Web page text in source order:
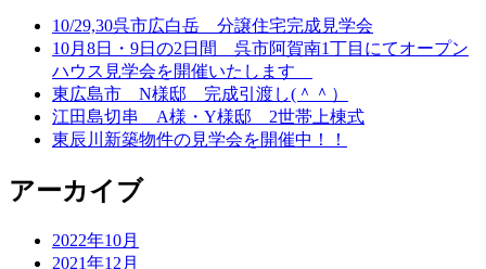
10/29,30呉市広白岳 分譲住宅完成見学会
10月8日・9日の2日間 呉市阿賀南1丁目にてオープン
ハウス見学会を開催いたします
東広島市 N様邸 完成引渡し(＾＾）
江田島切串 A様・Y様邸 2世帯上棟式
東辰川新築物件の見学会を開催中！！
アーカイブ
2022年10月
2021年12月